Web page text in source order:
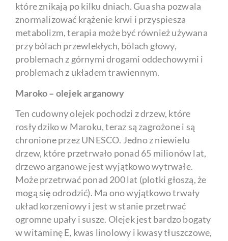
które znikają po kilku dniach. Gua sha pozwala
znormalizować krążenie krwi i przyspiesza
metabolizm, terapia może być również używana
przy bólach przewlekłych, bólach głowy,
problemach z górnymi drogami oddechowymi i
problemach z układem trawiennym.
Maroko – olejek arganowy
Ten cudowny olejek pochodzi z drzew, które
rosły dziko w Maroku, teraz są zagrożone i są
chronione przez UNESCO. Jedno z niewielu
drzew, które przetrwało ponad 65 milionów lat,
drzewo arganowe jest wyjątkowo wytrwałe.
Może przetrwać ponad 200 lat (plotki głoszą, że
mogą się odrodzić). Ma ono wyjątkowo trwały
układ korzeniowy i jest w stanie przetrwać
ogromne upały i susze. Olejek jest bardzo bogaty
w witaminę E, kwas linolowy i kwasy tłuszczowe,